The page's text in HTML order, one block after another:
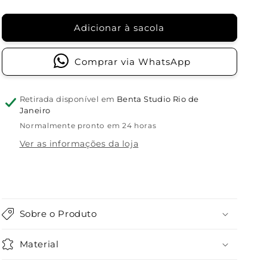
Adicionar à sacola
Comprar via WhatsApp
Retirada disponível em Benta Studio Rio de
Janeiro
Normalmente pronto em 24 horas
Ver as informações da loja
Sobre o Produto
Material